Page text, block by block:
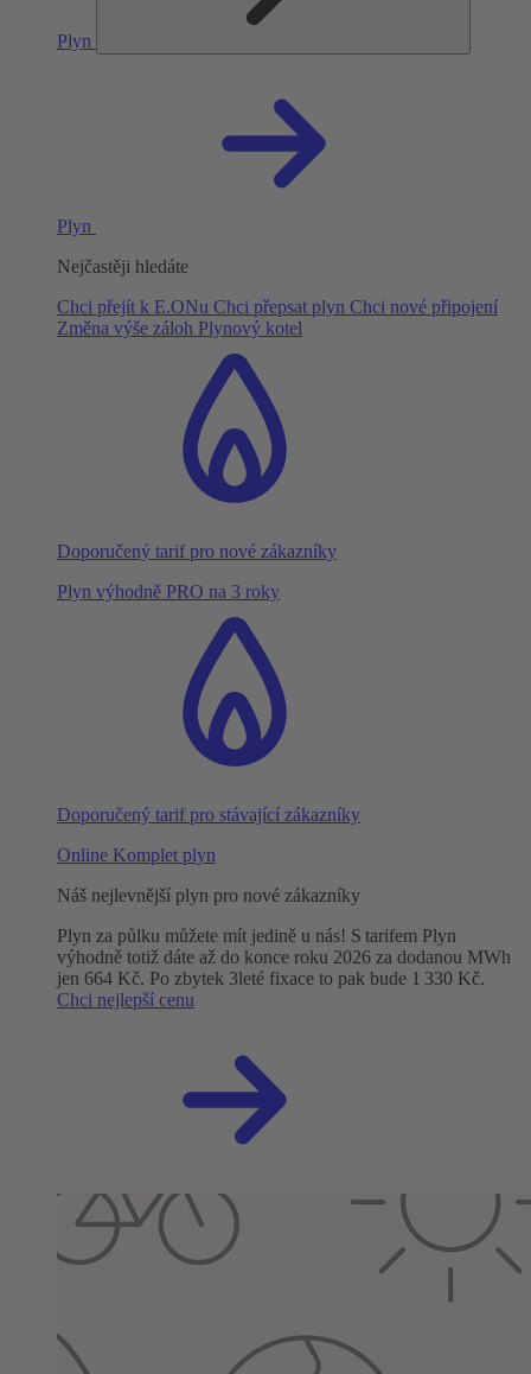
Plyn
Plyn
Nejčastěji hledáte
Chci přejít k E.ONu Chci přepsat plyn Chci nové připojení
Změna výše záloh Plynový kotel
Doporučený tarif pro nové zákazníky
Plyn výhodně PRO na 3 roky
Doporučený tarif pro stávající zákazníky
Online Komplet plyn
Náš nejlevnější plyn pro nové zákazníky
Plyn za půlku můžete mít jedině u nás! S tarifem Plyn
výhodně totiž dáte až do konce roku 2026 za dodanou MWh
jen 664 Kč. Po zbytek 3leté fixace to pak bude 1 330 Kč.
Chci nejlepší cenu